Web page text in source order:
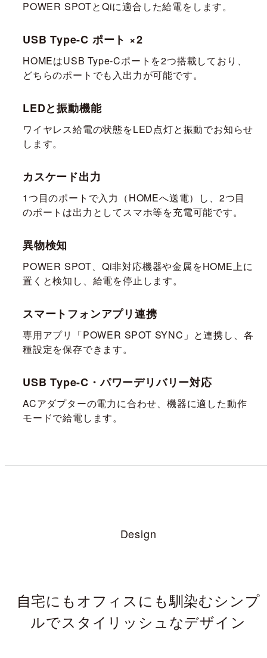
POWER SPOTとQiに適合した給電をします。
USB Type-C ポート ×2
HOMEはUSB Type-Cポートを2つ搭載しており、
どちらのポートでも入出力が可能です。
LEDと振動機能
ワイヤレス給電の状態をLED点灯と振動でお知らせ
します。
カスケード出力
1つ目のポートで入力（HOMEへ送電）し、2つ目
のポートは出力としてスマホ等を充電可能です。
異物検知
POWER SPOT、Qi非対応機器や金属をHOME上に
置くと検知し、給電を停止します。
スマートフォンアプリ連携
専用アプリ「POWER SPOT SYNC」と連携し、各
種設定を保存できます。
USB Type-C・パワーデリバリー対応
ACアダプターの電力に合わせ、機器に適した動作
モードで給電します。
Design
自宅にもオフィスにも馴染むシンプ
ルでスタイリッシュなデザイン